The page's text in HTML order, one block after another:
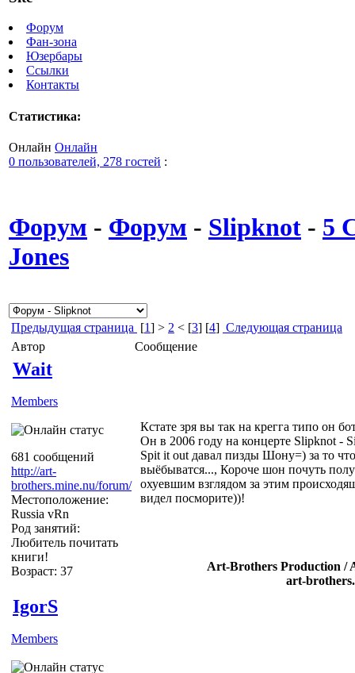
Форум
Фан-зона
Юзербары
Ссылки
Контакты
Статистика:
Онлайн Онлайн
0 пользователей, 278 гостей :
Форум - Форум - Slipknot - 5
Jones
Предыдущая страница [1] > 2 < [3] [4] Следующая страница
Автор
Сообщение
Wait
Members
681 сообщений
http://art-
brothers.mine.nu/forum/
Местоположение:
Russia vRn
Род занятий:
Любитель почитать
книги!
Возраст: 37
Кстате зря вы так на крегга типо он
Он в 2006 году на концерте Slipknot -
Spit it out давал пизды Шону=) за то
выёбыватся..., Короче шон почуть
охуевшим взглядом за этим
видел посморите))!
Art-Brothers Production /
art-
IgorS
Members